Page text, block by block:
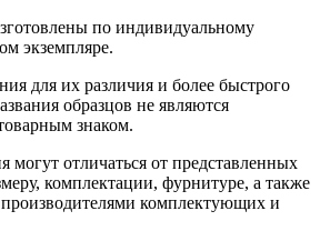
по индивидуальному
экземпляре.
для их различия и более быстрого
образцов не являются
знаком.
могут отличаться от представленных
комплектации, фурнитуре, а также
комплектующих и